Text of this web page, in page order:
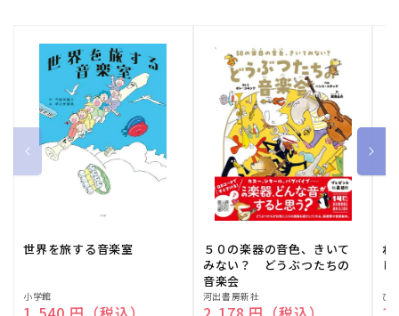
世界を旅する音楽室
販
小学館
５０の楽器の音色、きいて
みない？ どうぶつたちの
音楽会
販
河出書房新社
ね
販ひ